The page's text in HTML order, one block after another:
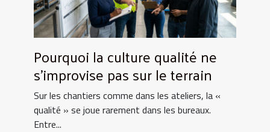
Pourquoi la culture qualité ne
s’improvise pas sur le terrain
Sur les chantiers comme dans les ateliers, la «
qualité » se joue rarement dans les bureaux.
Entre...